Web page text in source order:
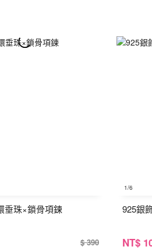
垂珠×鎖骨項鍊
$ 390
1/6
925銀
NT$